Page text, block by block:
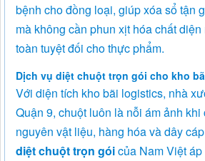
bệnh cho đồng loại, giúp xóa sổ tận
mà không cần phun xịt hóa chất
toàn tuyệt đối cho thực phẩm.
Dịch vụ diệt chuột trọn gói cho kho
Với diện tích kho bãi logistics, nhà
Quận 9, chuột luôn là nỗi ám ảnh
nguyên vật liệu, hàng hóa và dây
diệt chuột trọn góicủa Nam Việt